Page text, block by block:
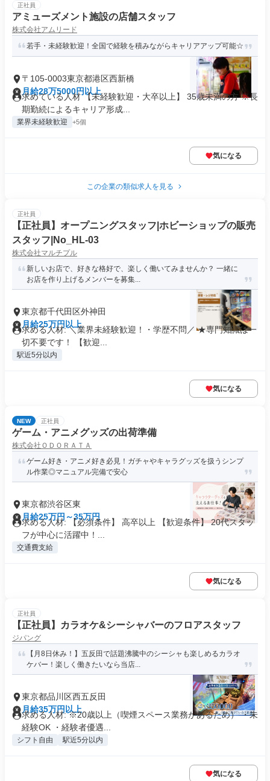
正社員
アミューズメント施設の店舗スタッフ
株式会社アムリード
若手・未経験歓迎！全国で経験を積みながらキャリアアップ可能☆
〒105-0003東京都港区西新橋
月給28万5000円以上
求めている人材 【未経験歓迎・大卒以上】 35歳未満の方 ※長
期勤続によるキャリア形成...
業界未経験歓迎 +5個
気になる
この企業の類似求人を見る
正社員
【正社員】オープニングスタッフ|ホビーショップの販売
スタッフ|No_HL-03
株式会社マルチプル
新しいお店で、好きな格好で、楽しく働いてみませんか？ 一緒に
お店を作り上げるメンバーを募集...
東京都千代田区外神田
月給25万円以上
求める人材: ＼業界未経験歓迎！・学歴不問／ ★専門知識は一
切不要です！ 【歓迎...
駅近5分以内
気になる
NEW 正社員
ゲーム・アニメグッズの出荷準備
株式会社ＯＤＯＲＡＴＡ
ゲーム好き・アニメ好き必見！ガチャやキャラグッズを扱うシンプ
ル作業◎マニュアル完備で安心
東京都渋谷区東
月給25万円～35万円
求める人材: 【必須条件】 高卒以上 【歓迎条件】 20代スタッ
フが中心に活躍中！...
交通費支給
気になる
正社員
【正社員】カラオケ&シーシャバーのフロアスタッフ
ジパング
【月8日休み！】五反田で話題沸騰中のシーシャも楽しめるカラオ
ケバー！楽しく働きたいなら当店...
東京都品川区西五反田
月給35万円以上
求める人材: ※20歳以上（喫煙スペース業務があるため） ・未
経験OK ・経験者優遇...
シフト自由 駅近5分以内
気になる